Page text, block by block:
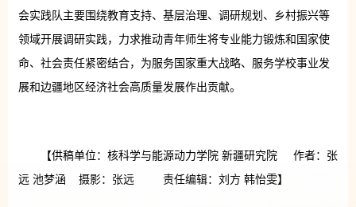
会实践队主要围绕教育支持、基层治理、调研规划、乡村振兴等
领域开展调研实践，力求推动青年师生将专业能力锻炼和国家使
命、社会责任紧密结合，为服务国家重大战略、服务学校事业发
展和边疆地区经济社会高质量发展作出贡献。
【供稿单位：核科学与能源动力学院 新疆研究院 作者：张
远 池梦涵 摄影：张远 责任编辑：刘方 韩怡雯】